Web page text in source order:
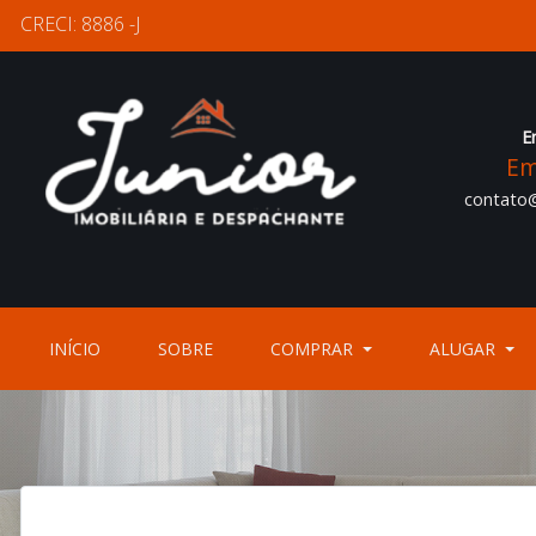
CRECI: 8886 -J
INÍCIO (CURRENT)SOBRE(CURRENT)COMPRAR ALUGAR